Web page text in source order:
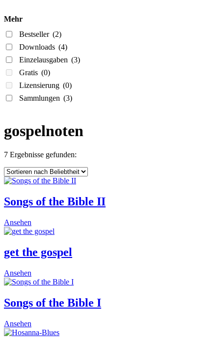
Mehr
Bestseller (2)
Downloads (4)
Einzelausgaben (3)
Gratis (0)
Lizensierung (0)
Sammlungen (3)
gospelnoten
7 Ergebnisse gefunden:
Songs of the Bible II
Ansehen
product
multiple
variants.
options
may
chosen
on
product
page
get the gospel
Ansehen
product
multiple
variants.
options
may
Songs of the Bible I
Ansehen
product